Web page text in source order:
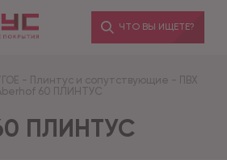
ЧТО ВЫ ИЩЕТЕ?
- Плинтус и сопутствующие - ПВХ
60 ПЛИНТУС
ПЛИНТУС